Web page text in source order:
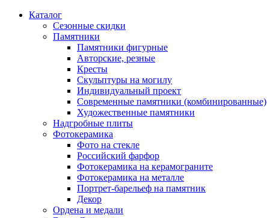
Каталог
Сезонные скидки
Памятники
Памятники фигурные
Авторские, резные
Кресты
Скульптуры на могилу
Индивидуальный проект
Современные памятники (комбинированные)
Художественные памятники
Надгробные плиты
Фотокерамика
Фото на стекле
Российский фарфор
Фотокерамика на керамограните
Фотокерамика на металле
Портрет-барельеф на памятник
Декор
Ордена и медали